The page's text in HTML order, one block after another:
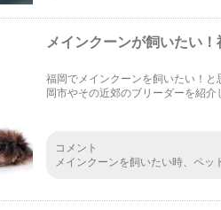
メインクーンが飼いたい
福岡でメインクーンを飼いたい！
岡市やその近郊のブリーダーを紹
コメント
メインクーンを飼いたい時、ペ